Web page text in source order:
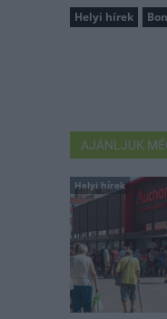
Helyi hírek
AJÁNLJUK
Helyi hírek